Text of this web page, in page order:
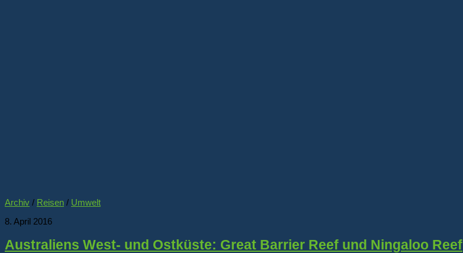
Archiv / Reisen / Umwelt
8. April 2016
Australiens West- und Ostküste: Great Barrier Reef und Ningaloo Reef